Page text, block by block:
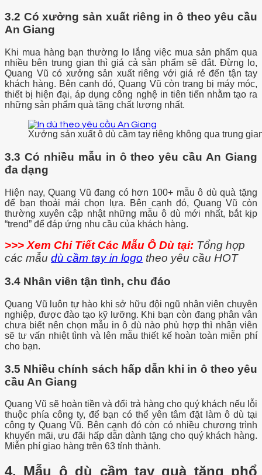
3.2 Có xưởng sản xuất riêng in ô theo yêu cầu
An Giang
Khi mua hàng bạn thường lo lắng việc mua sản phẩm qua
nhiều bên trung gian thì giá cả sản phẩm sẽ đắt. Đừng lo,
Quang Vũ có xưởng sản xuất riêng với giá rẻ đến tận tay
khách hàng. Bên cạnh đó, Quang Vũ còn trang bị máy móc,
thiết bị hiện đại, áp dụng công nghệ in tiên tiến nhằm tạo ra
những sản phẩm quà tặng chất lượng nhất.
Xưởng sản xuất ô dù cầm tay riêng không qua trung
3.3 Có nhiều mẫu in ô theo yêu cầu An Giang
đa dạng
Hiện nay, Quang Vũ đang có hơn 100+ mẫu ô dù quà tặng
để bạn thoải mái chọn lựa. Bên cạnh đó, Quang Vũ còn
thường xuyên cập nhật những mẫu ô dù mới nhất, bắt kịp
“trend” để đáp ứng nhu cầu của khách hàng.
>>> Xem Chi Tiết Các Mẫu Ô Dù tại: Tổng hợp
các mẫu dù cầm tay in logo theo yêu cầu HOT
3.4 Nhân viên tận tình, chu đáo
Quang Vũ luôn tự hào khi sở hữu đội ngũ nhân viên chuyên
nghiệp, được đào tạo kỹ lưỡng. Khi bạn còn đang phân vân
chưa biết nên chọn mẫu in ô dù nào phù hợp thì nhân viên
sẽ tư vấn nhiệt tình và lên mẫu thiết kế hoàn toàn miễn phí
cho bạn.
3.5 Nhiều chính sách hấp dẫn khi in ô theo yêu
cầu An Giang
Quang Vũ sẽ hoàn tiền và đổi trả hàng cho quý khách nếu lỗi
thuộc phía công ty, để bạn có thể yên tâm đặt làm ô dù tại
công ty Quang Vũ. Bên cạnh đó còn có nhiều chương trình
khuyến mãi, ưu đãi hấp dẫn dành tặng cho quý khách hàng.
Miễn phí giao hàng trên 63 tỉnh thành.
4. Mẫu ô dù cầm tay quà tặng phổ